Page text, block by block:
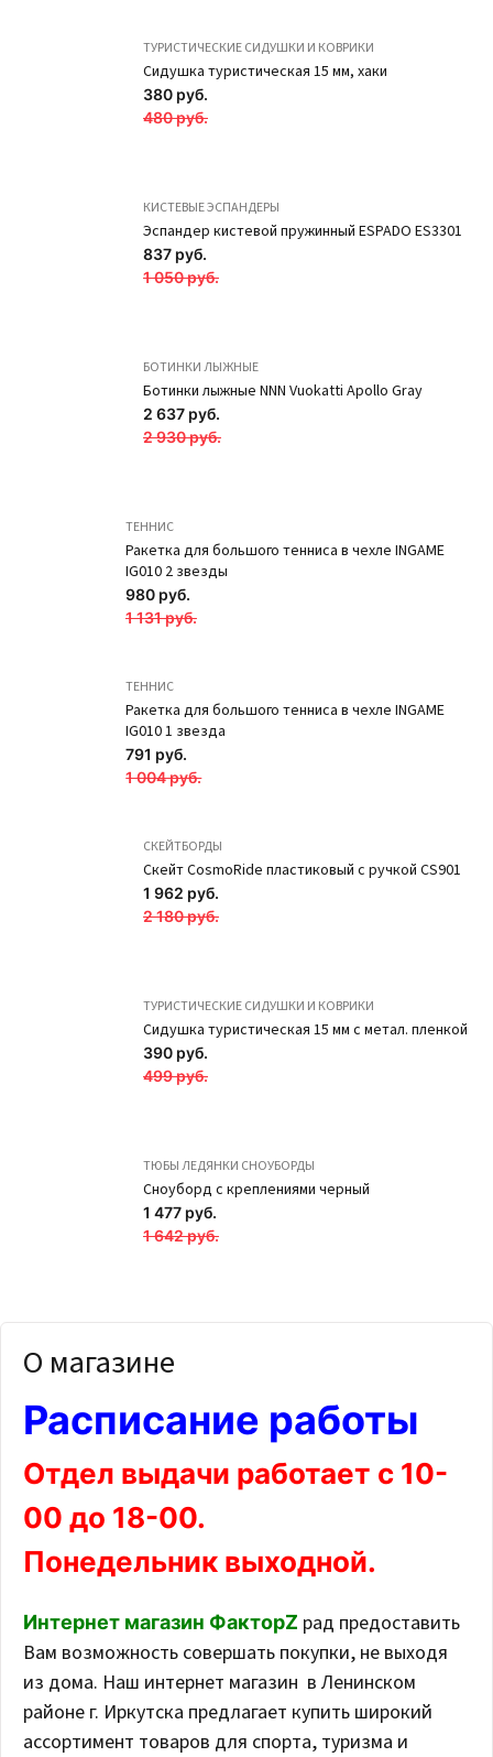
Подкупальник из
Загар SOLO
690 руб.
Подкупальник из
BD55-2 Бежевый
SOLO
ПОДРОБНЕЕ
BD55-5 Бежевый
ПОДРОБНЕЕ
ТУРИСТИЧЕСКИЕ СИДУШКИ И КОВРИКИ
Сидушка туристическая 15 мм, хаки
380 руб.
480 руб.
КИСТЕВЫЕ ЭСПАНДЕРЫ
Эспандер кистевой пружинный ESPADO ES3301
837 руб.
1 050 руб.
БОТИНКИ ЛЫЖНЫЕ
Ботинки лыжные NNN Vuokatti Apollo Gray
2 637 руб.
2 930 руб.
ТЕННИС
Ракетка для большого тенниса в чехле INGAME
IG010 2 звезды
980 руб.
1 131 руб.
ТЕННИС
Ракетка для большого тенниса в чехле INGAME
IG010 1 звезда
791 руб.
1 004 руб.
СКЕЙТБОРДЫ
Скейт CosmoRide пластиковый с ручкой CS901
1 962 руб.
2 180 руб.
ТУРИСТИЧЕСКИЕ СИДУШКИ И КОВРИКИ
Сидушка туристическая 15 мм с метал. пленкой
390 руб.
499 руб.
ТЮБЫ ЛЕДЯНКИ СНОУБОРДЫ
Сноуборд с креплениями черный
1 477 руб.
1 642 руб.
О магазине
Расписание работы
Отдел выдачи работает с 10-
00 до 18-00.
Понедельник выходной.
Интернет магазин ФакторZ рад предоставить
Вам возможность совершать покупки, не выходя
из дома. Наш интернет магазин в Ленинском
районе г. Иркутска предлагает купить широкий
ассортимент товаров для спорта, туризма и